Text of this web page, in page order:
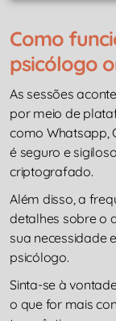
Como
psicólogo
As sessões
por meio de
como Whatsapp,
é seguro e
criptografado.
Além disso, a
detalhes sobre o
sua necessidade
psicólogo.
Sinta-se à
o que for mais